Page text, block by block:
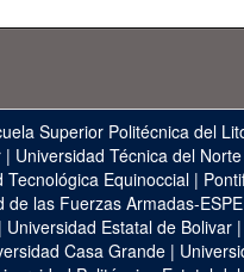
Superior Politécnica del
| Universidad Técnica del Norte
Tecnológica Equinoccial|
de las Fuerzas Armadas-ESPE
| Universidad Estatal de Bolivar|
Casa Grande |